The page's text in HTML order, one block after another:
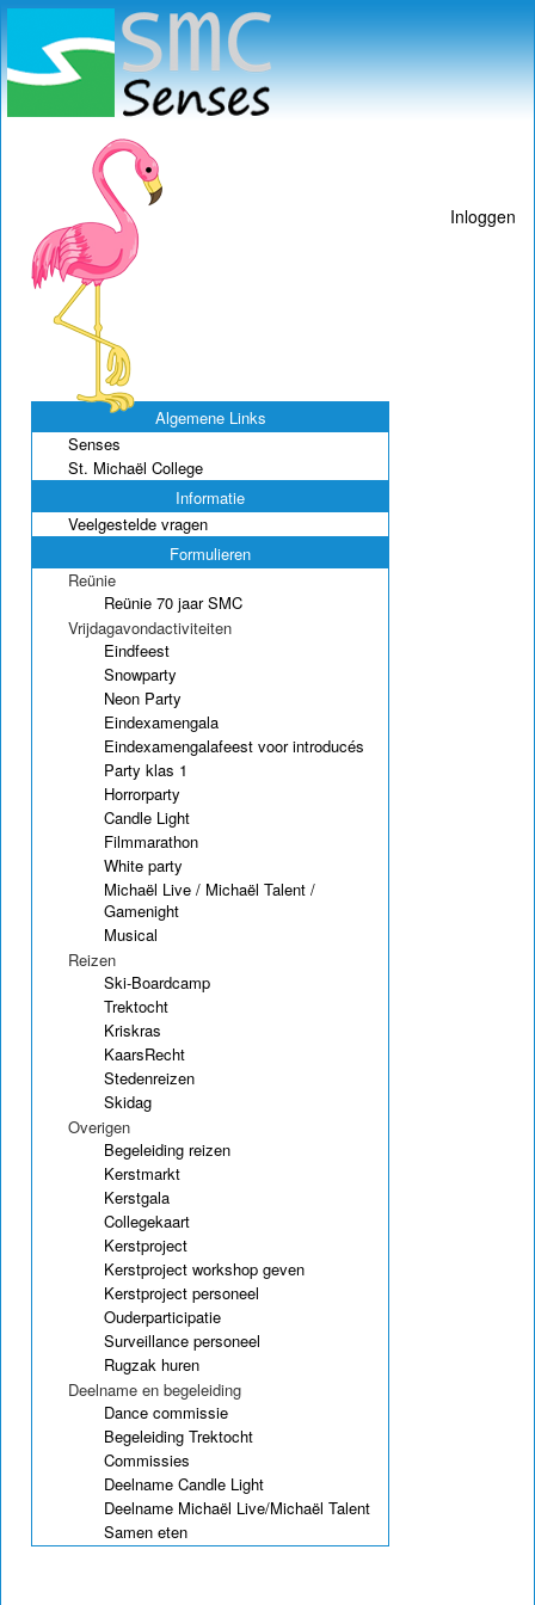
Inloggen
Algemene Links
Senses
St. Michaël College
Informatie
Veelgestelde vragen
Formulieren
Reünie
Reünie 70 jaar SMC
Vrijdagavondactiviteiten
Eindfeest
Snowparty
Neon Party
Eindexamengala
Eindexamengalafeest voor introducés
Party klas 1
Horrorparty
Candle Light
Filmmarathon
White party
Michaël Live / Michaël Talent /
Gamenight
Musical
Reizen
Ski-Boardcamp
Trektocht
Kriskras
KaarsRecht
Stedenreizen
Skidag
Overigen
Begeleiding reizen
Kerstmarkt
Kerstgala
Collegekaart
Kerstproject
Kerstproject workshop geven
Kerstproject personeel
Ouderparticipatie
Surveillance personeel
Rugzak huren
Deelname en begeleiding
Dance commissie
Begeleiding Trektocht
Commissies
Deelname Candle Light
Deelname Michaël Live/Michaël Talent
Samen eten